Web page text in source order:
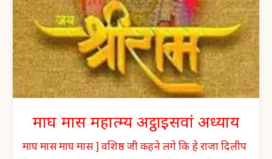
माघ मास महात्म्य अट्ठाइसवां अध्याय
माघ मास माघ मास ] वशिष्ठ जी कहने लगे कि हे राजा दिलीप